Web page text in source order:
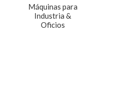
Máquinas para
Industria &
Oficios